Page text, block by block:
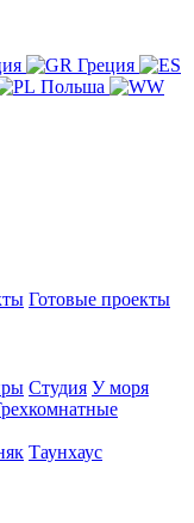
Греция
Польша
Готовые проекты
Студия У моря
Таунхаус